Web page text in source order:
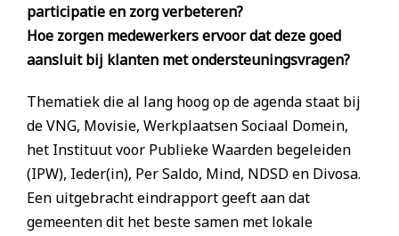
participatie en zorg verbeteren?
Hoe zorgen medewerkers ervoor dat deze goed
aansluit bij klanten met ondersteuningsvragen?
Thematiek die al lang hoog op de agenda staat bij
de VNG, Movisie, Werkplaatsen Sociaal Domein,
het Instituut voor Publieke Waarden begeleiden
(IPW), Ieder(in), Per Saldo, Mind, NDSD en Divosa.
Een uitgebracht eindrapport geeft aan dat
gemeenten dit het beste samen met lokale